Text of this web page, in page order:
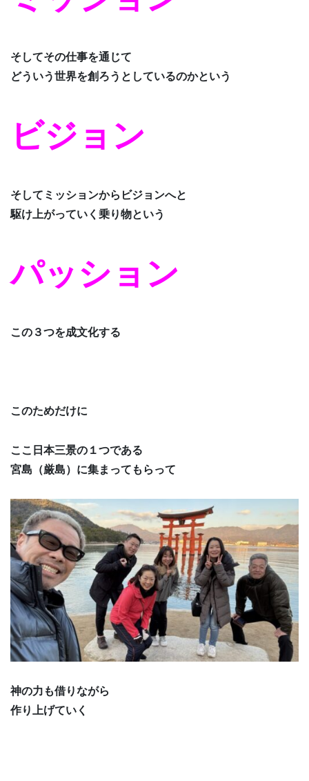
そしてその仕事を通じて
どういう世界を創ろうとしているのかという
ビジョン
そしてミッションからビジョンへと
駆け上がっていく乗り物という
パッション
この３つを成文化する
このためだけに
ここ日本三景の１つである
宮島（厳島）に集まってもらって
神の力も借りながら
作り上げていく